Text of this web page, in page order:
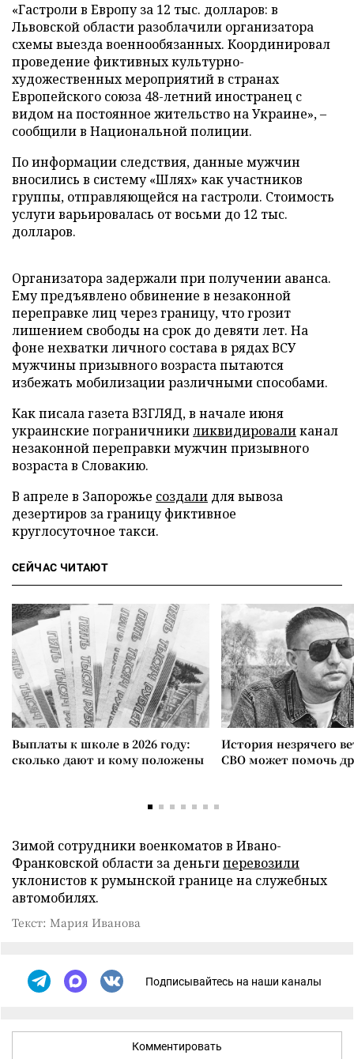
«Гастроли в Европу за 12 тыс. долларов: в
Львовской области разоблачили организатора
схемы выезда военнообязанных. Координировал
проведение фиктивных культурно-
художественных мероприятий в странах
Европейского союза 48-летний иностранец с
видом на постоянное жительство на Украине», –
сообщили в Национальной полиции.
По информации следствия, данные мужчин
вносились в систему «Шлях» как участников
группы, отправляющейся на гастроли. Стоимость
услуги варьировалась от восьми до 12 тыс.
долларов.
Организатора задержали при получении аванса.
Ему предъявлено обвинение в незаконной
переправке лиц через границу, что грозит
лишением свободы на срок до девяти лет. На
фоне нехватки личного состава в рядах ВСУ
мужчины призывного возраста пытаются
избежать мобилизации различными способами.
Как писала газета ВЗГЛЯД, в начале июня
украинские пограничникиликвидироваликанал
незаконной переправки мужчин призывного
возраста в Словакию.
В апреле в Запорожье создали для вывоза
дезертиров за границу фиктивное
круглосуточное такси.
СЕЙЧАС ЧИТАЮТ
Выплаты к школе в 2026 году:
сколько дают и кому положены
История незрячего
СВО может помочь
Зимой сотрудники военкоматов в Ивано-
Франковской области за деньгиперевозили
уклонистов к румынской границе на служебных
автомобилях.
Текст: Мария Иванова
Подписывайтесь на наши каналы
Комментировать